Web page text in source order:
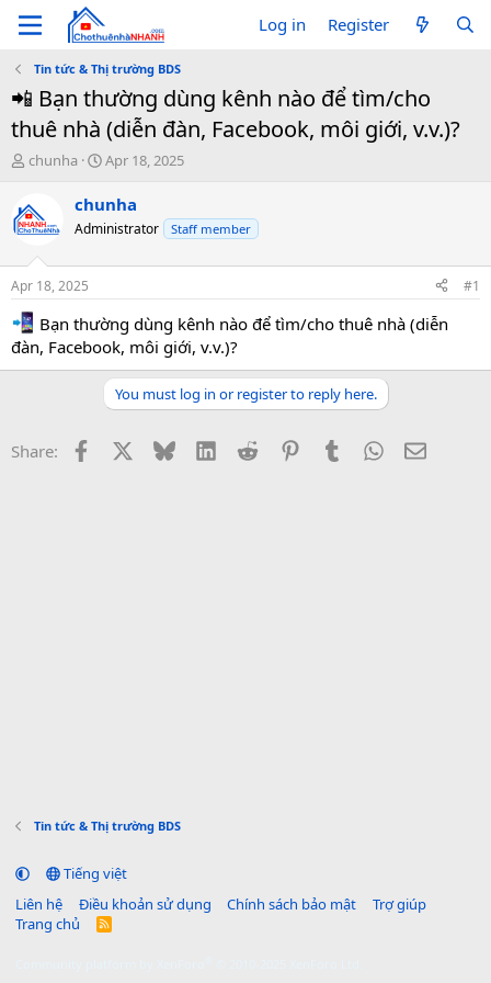
Log in Register
Tin tức & Thị trường BDS
📲 Bạn thường dùng kênh nào để tìm/cho
thuê nhà (diễn đàn, Facebook, môi giới, v.v.)?
T
e
a
d
t
a
r
t
e
chunha
S
a
r
t
t
e
Apr 18, 2025
chunha
Administrator Staff member
Apr 18, 2025 #1
Bạn thường dùng kênh nào để tìm/cho thuê nhà (diễn
đàn, Facebook, môi giới, v.v.)?
You must log in or register to reply here.
Share: Facebook Bluesky LinkedInReddit PinterestTumblrWhatsApp
Email
Tin tức & Thị trường BDS
Tiếng việt
Liên hệ
Điều khoản sử dụng Chính sách bảo mật
Trợ giúp
Trang chủ
R